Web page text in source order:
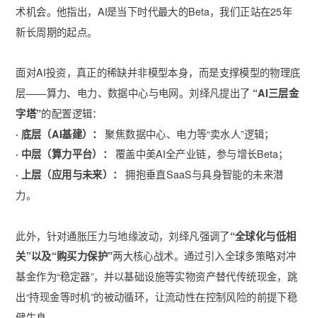
术机会。他指出，AI是当下时代最大的Beta，我们正站在25年
新长周期的起点。
面对AI投资，真正的稀缺并非模型本身，而是支撑模型的物理底
层——算力、电力、数据中心与电网。刘绎凡提出了 “AI三层金
字塔”的配置逻辑：
· 底层（AI基建）： 聚焦数据中心、电力等“卖水人”逻辑；
· 中层（算力平台）： 覆盖中美AI全产业链，参与增长Beta；
· 上层（应用与未来）： 拥抱垂直SaaS与具身智能的未来潜
力。
此外，针对通胀压力与地缘波动，刘绎凡强调了“全球化与低相
关”以及“购买力保护”两大核心战术。通过引入全球多策略对冲
基金作为“稳定器”，并以基础设施等实物资产替代传统现金，跳
出“持现金等时机”的被动循环，让流动性在控制风险的前提下稳